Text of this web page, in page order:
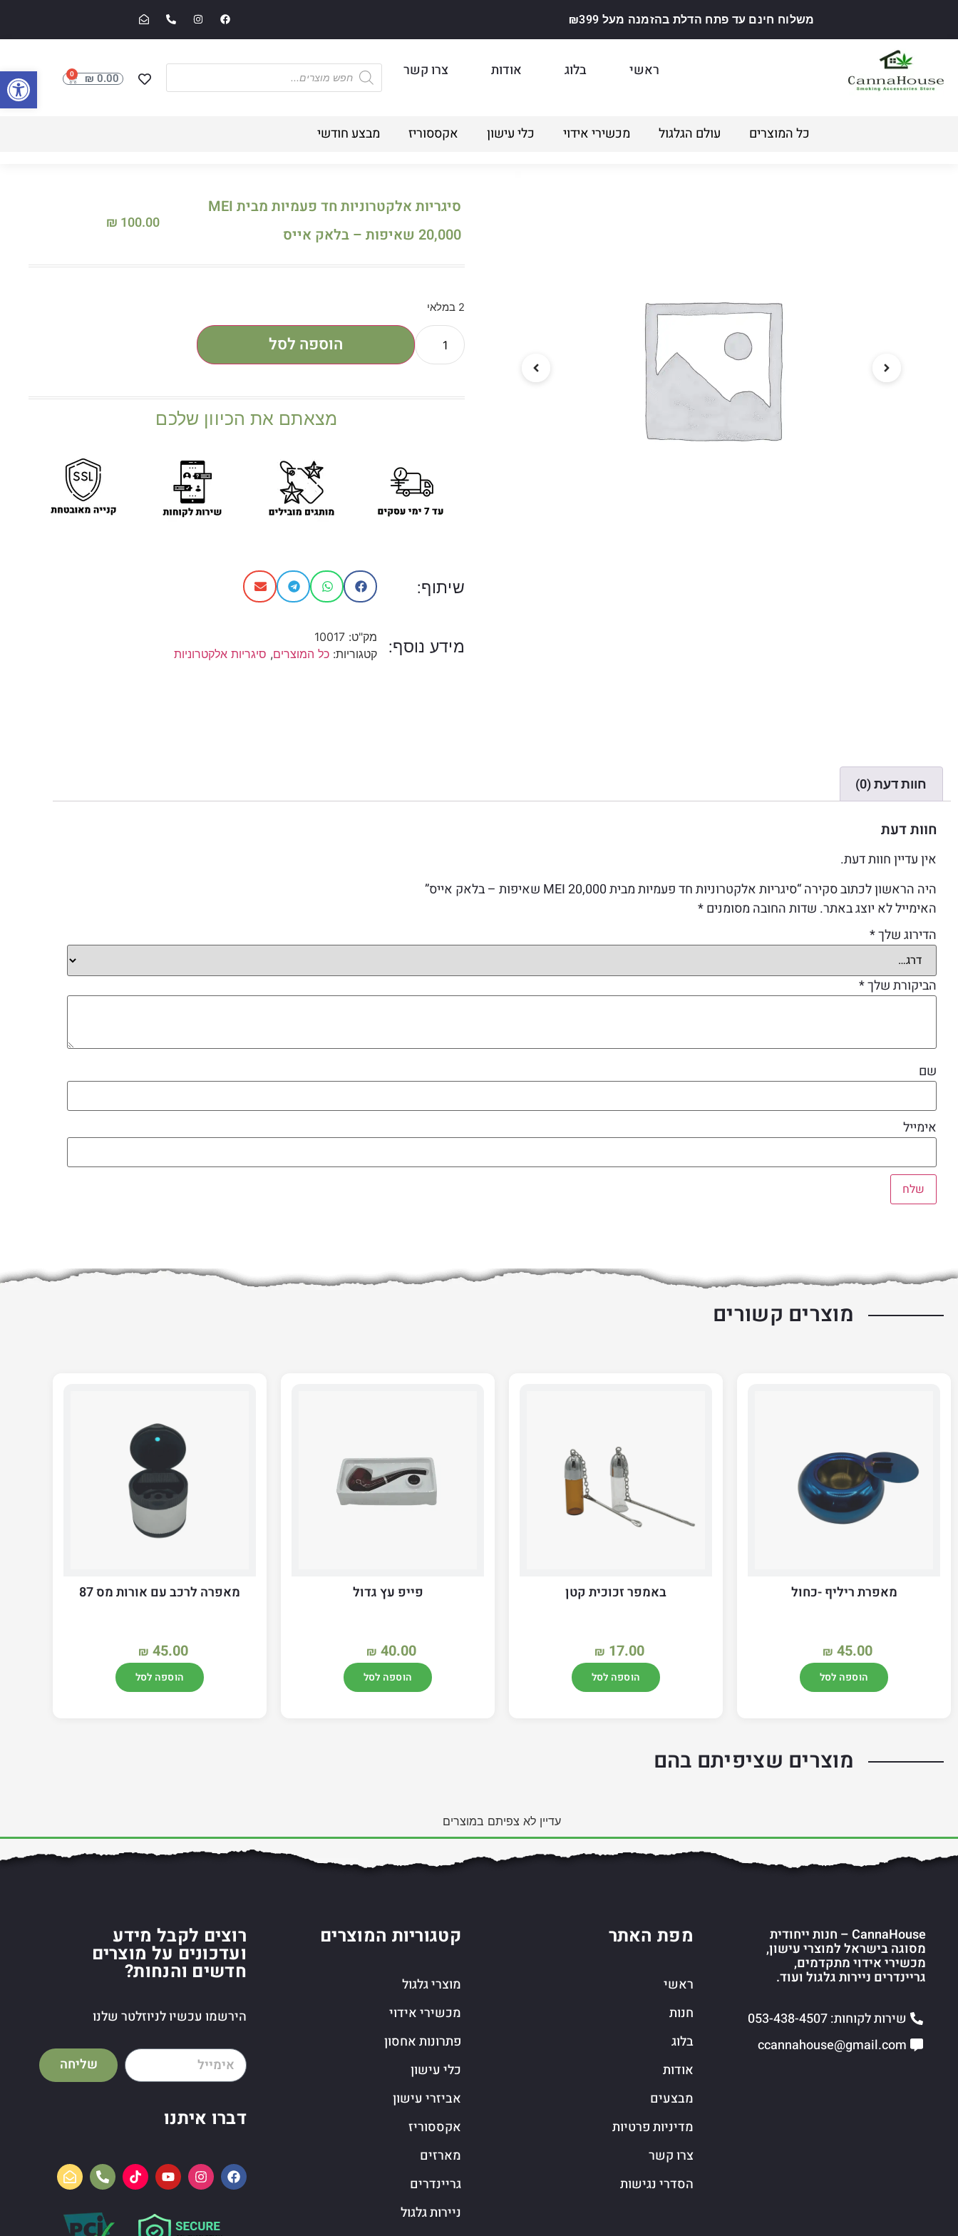
משלוח חינם עד פתח הדלת בהזמנה מעל ₪399
ראשי בלוג אודות צרו קשר ₪ 0.00
0
כל המוצרים עולם הגלגול מכשירי אידוי כלי עישון אקססוריז מבצע חודשי
סיגריות אלקטרוניות חד פעמיות מבית MEI
20,000 שאיפות – בלאק אייס
₪ 100.00
2 במלאי
הוספה לסל
מצאתם את הכיוון שלכם
שיתוף:
מידע נוסף:
מק"ט: 10017
קטגוריות: כל המוצרים, סיגריות אלקטרוניות
חוות דעת (0)
חוות דעת
אין עדיין חוות דעת.
היה הראשון לכתוב סקירה “סיגריות אלקטרוניות חד פעמיות מבית MEI 20,000 שאיפות – בלאק אייס”
האימייל לא יוצג באתר. שדות החובה מסומנים*
הדירוג שלך*
הביקורת שלך*
שם
אימייל
מוצרים קשורים
מאפרת ריליף -כחול
₪ 45.00
הוספה לסל
באמפר זכוכית קטן
₪ 17.00
הוספה לסל
פייפ עץ גדול
₪ 40.00
הוספה לסל
מאפרה לרכב עם אורות מס 87
₪ 45.00
הוספה לסל
מוצרים שציפיתם בהם
עדיין לא צפיתם במוצרים
CannaHouse – חנות ייחודית
מסוגה בישראל למוצרי עישון,
מכשירי אידוי מתקדמים,
גריינדרים ניירות גלגול ועוד.
שירות לקוחות: 053-438-4507
ccannahouse@gmail.com
מפת האתר
ראשי
חנות
בלוג
אודות
מבצעים
מדיניות פרטיות
צרו קשר
הסדרי נגישות
קטגוריות המוצרים
מוצרי גלגול
מכשירי אידוי
פתרונות אחסון
כלי עישון
אביזרי עישון
אקססוריז
מארזים
גריינדרים
ניירות גלגול
רוצים לקבל מידע
ועדכונים על מוצרים
חדשים והנחות?
הירשמו עכשיו לניוזלטר שלנו
שליחה
דברו איתנו
פתח